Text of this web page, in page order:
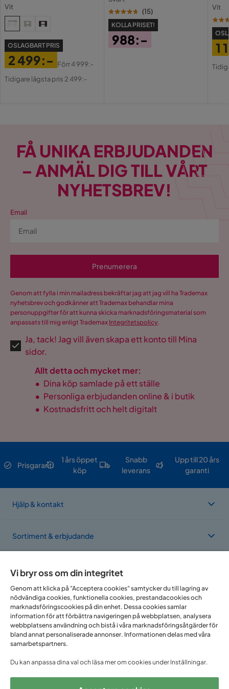
Vit
OSLAGBART PRIS
Pris
2 499:-
Original
Förr4 999:-
Tidigare lägsta pris 2 499:-
(15)
KOLLA PRISET!
988:-
Vit
1
FÅ UNIKA ERBJUDANDEN
– ANMÄL DIG TILL VÅRT
NYHETSBREV!
Email
Prenumerera
Genom att fylla i min mailadress bekräftar jag att jag vill ha Trademax
nyhetsbrev och godkänner att Trademax behandlar mina
personuppgifter för att kunna skicka marknadsföringsmaterial som
anpassats till mig enligt Trademax Integritetspolicy.
Ja, tack! Jag vill även skapa ett konto till Mina
sidor.
Allt detta och mycket mer:
• Dina köp samlade på ett ställe
• Personliga erbjudanden online & i butik
• Kostnadsfritt och helt digitalt
Prisgaranti
1 års öppet
köp
Snabb
leverans
Upp till 20 års
garanti
Hjälp & kontakt
Sortiment & erbjudande
Om Trademax
Vi finns i flera länder
Vi bryr oss om din integritet
Genom att klicka på "Acceptera cookies" samtycker du till lagring av
nödvändiga cookies, funktionella cookies, prestandacookies och
marknadsföringscookies på din enhet. Dessa cookies samlar
information för att förbättra navigeringen på webbplatsen, analysera
webbplatsens användning och bistå i våra marknadsföringsåtgärder för
bland annat personaliserade annonser. Informationen delas med våra
samarbetspartners.
Du kan anpassa dina val och läsa mer om cookies under Inställningar.